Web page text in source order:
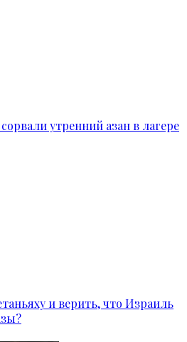
утренний азан в лагере
и верить, что Израиль